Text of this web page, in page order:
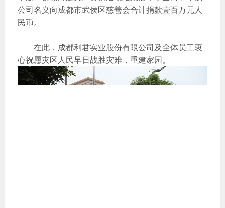
公司名义向成都市武侯区慈善会合计捐款壹百万元人
民币。
在此，成都利君实业股份有限公司及全体员工衷
心祝愿灾区人民早日战胜灾难，重建家园。